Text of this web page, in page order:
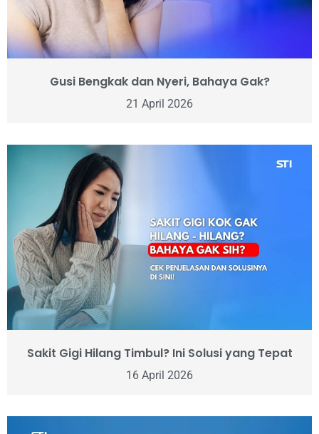
Gusi Bengkak dan Nyeri, Bahaya Gak?
21 April 2026
Sakit Gigi Hilang Timbul? Ini Solusi yang Tepat
16 April 2026